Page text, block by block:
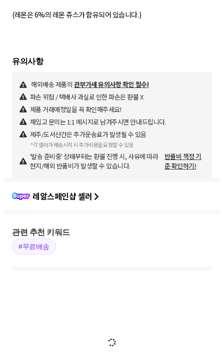
(레몬은 6%의 레몬 쥬스가 함유되어 있습니다.)
유의사항
해외배송 제품의 관부가세 유의사항 확인 필수!
파손 위험 / 택배사 과실로 인한 파손은 환불 X
제품 거래예정일을 꼭 확인해주세요!
재입고 문의는 1:1 메시지로 남겨주시면 안내드립니다.
제주/도서산간은 추가운송료가 발생될 수 있음
*각 셀러가 배송시작 시 추가비용을 요청할 수 있음
'발송 준비중' 상태부터는 환불 진행 시, 사유에 따라
현지/해외 반품비가 발생할 수 있습니다.
반품비 책정 기
준 확인하기!
레알스페인샵 셀러
관련 추천 키워드
#무료배송